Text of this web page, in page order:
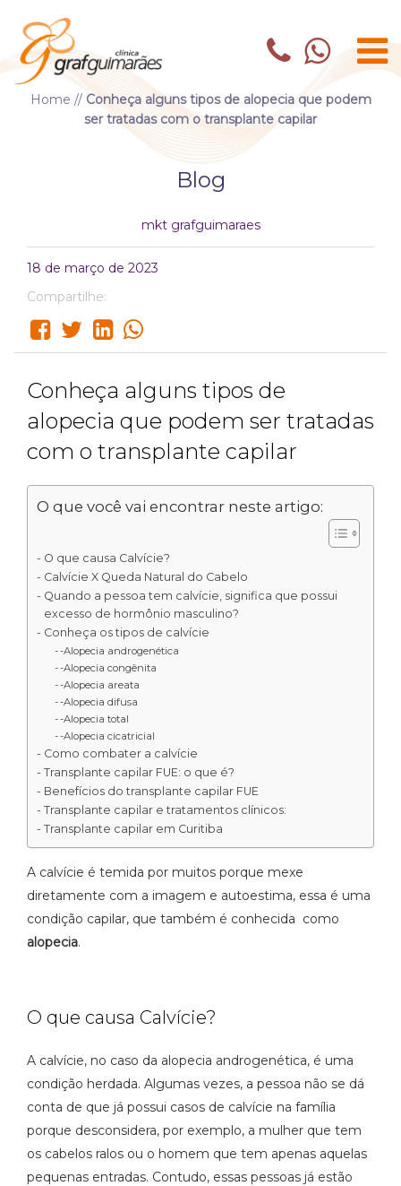
Home // Conheça alguns tipos de alopecia que podem
ser tratadas com o transplante capilar
Blog
mkt grafguimaraes
18 de março de 2023
Compartilhe:
Conheça alguns tipos de
alopecia que podem ser tratadas
com o transplante capilar
O que você vai encontrar neste artigo:
O que causa Calvície?
Calvície X Queda Natural do Cabelo
Quando a pessoa tem calvície, significa que possui
excesso de hormônio masculino?
Conheça os tipos de calvície
-Alopecia androgenética
-Alopecia congênita
-Alopecia areata
-Alopecia difusa
-Alopecia total
-Alopecia cicatricial
Como combater a calvície
Transplante capilar FUE: o que é?
Benefícios do transplante capilar FUE
Transplante capilar e tratamentos clínicos:
Transplante capilar em Curitiba
A calvície é temida por muitos porque mexe
diretamente com a imagem e autoestima, essa é uma
condição capilar, que também é conhecida como
alopecia.
O que causa Calvície?
A calvície, no caso da alopecia androgenética, é uma
condição herdada. Algumas vezes, a pessoa não se dá
conta de que já possui casos de calvície na família
porque desconsidera, por exemplo, a mulher que tem
os cabelos ralos ou o homem que tem apenas aquelas
pequenas entradas. Contudo, essas pessoas já estão